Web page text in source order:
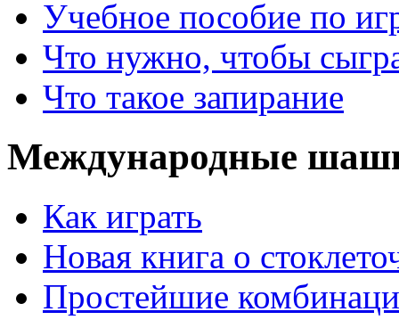
Учебное пособие по
Что нужно, чтобы
Что такое запирание
Международные
Как играть
Новая книга о
Простейшие